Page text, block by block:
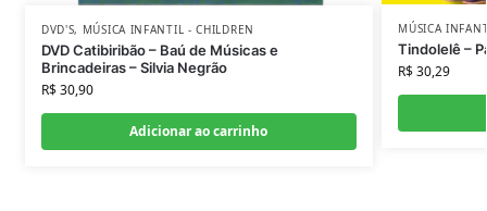
DVD'S, MÚSICA INFANTIL - CHILDREN
DVD Catibiribão – Baú de Músicas e
Brincadeiras – Silvia Negrão
R$30,90
Adicionar ao carrinho
MÚSICA
Tindolelê –
R$30,29